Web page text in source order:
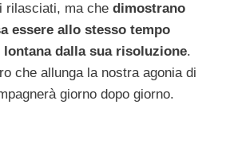
rilasciati, ma che dimostrano
essere allo stesso tempo
lontana dalla sua risoluzione.
che allunga la nostra agonia di
giorno dopo giorno.